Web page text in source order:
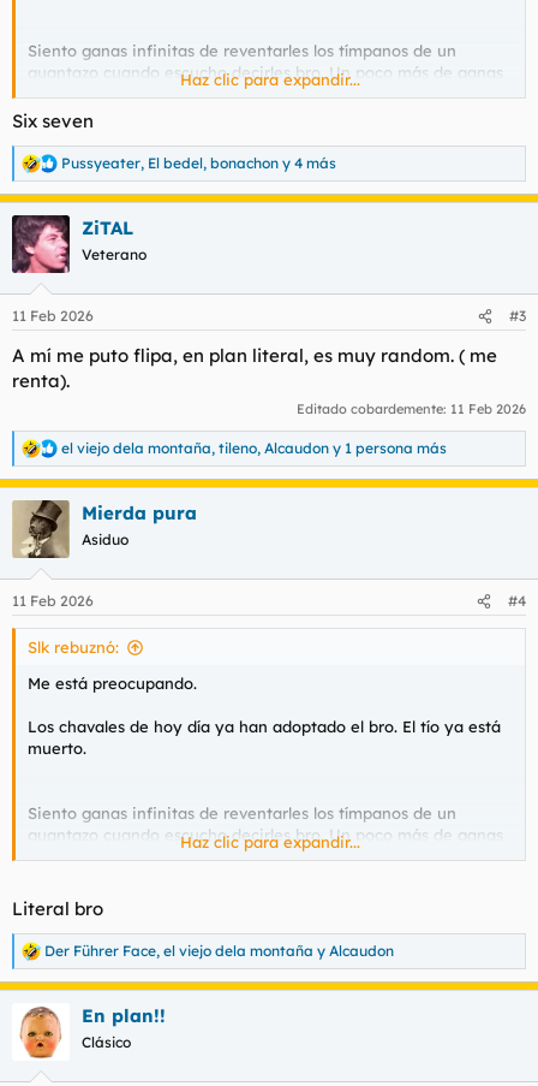
Siento ganas infinitas de reventarles los tímpanos de un
guantazo cuando escucho decirles bro. Un poco más de ganas
a los que ya tienen +35 y lo dicen, que son los menos pero que
ahí están.
Nos han robado hasta eso. Incluso eso tiene que ser una
imposición woke americana.
Haz clic para expandir...
Six seven
R
e
a
c
c
i
e
:
Pussyeater, El bedel, bonachon y 4 más
ZiTAL
Veterano
11 Feb 2026 #3
A mí me puto flipa, en plan literal, es muy random. ( me
renta).
Editado cobardemente: 11 Feb 2026
R
e
a
i
e
s
el viejo dela montaña, tileno, Alcaudon y 1 persona más
Mierda pura
Asiduo
11 Feb 2026 #4
Slk rebuznó:
Me está preocupando.
Los chavales de hoy día ya han adoptado el bro. El tío ya está
muerto.
Siento ganas infinitas de reventarles los tímpanos de un
guantazo cuando escucho decirles bro. Un poco más de ganas
a los que ya tienen +35 y lo dicen, que son los menos pero que
Nos han robado hasta eso. Incluso eso tiene que ser una
imposición woke americana.
Haz clic para expandir...
Literal bro
R
e
a
c
c
Der Führer Face, el viejo dela montaña y Alcaudon
En plan!!
Clásico